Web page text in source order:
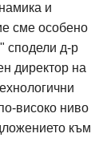
и
сме особено
сподели д-р
директор на
високо ниво
към